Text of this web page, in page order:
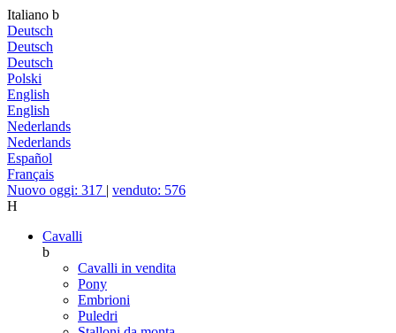
Italiano b
Deutsch
Deutsch
Deutsch
Polski
English
English
Nederlands
Nederlands
Español
Français
Nuovo oggi: 317 | venduto: 576
H
Cavalli
b
Cavalli in vendita
Pony
Embrioni
Puledri